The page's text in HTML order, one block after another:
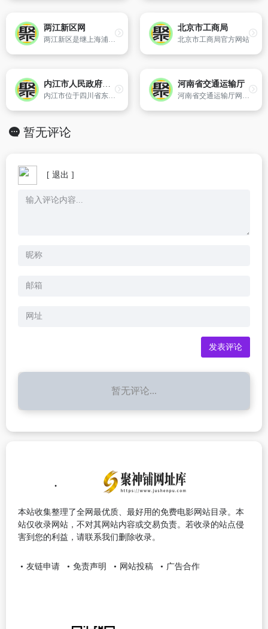
两江新区网
两江新区是继上海浦东新区和天津滨海新区之后由国务院直接批复的第三个国家级新区,也是我国内陆地区第一个国家级开发开放新区
北京市工商局
北京市工商局官方网站
内江市人民政府门户网站
内江市位于四川省东南部,沱江下游中段。地跨北纬29&deg;11＇－30&deg;2＇、东经104&deg;16＇－105&deg;26＇,东西长121.5公里,南北宽94.7公里。东邻重庆,南界泸州,西接自贡,西北连眉山市,北与资阳市相邻。全市幅员面积5386平方公里,现辖3县两区,即市中区、东兴区、资中县、隆昌县、威远县
河南省交通运输厅
河南省交通运输厅网站是政府公益性网站,是河南省交通运输厅对外发布政务信息、提供网上办事的重要平台,也是省交通信息化建设的重要组成部分。本站以构建“电子交通”为宗旨,在内容组织上以政务和服务为主。主要栏目有：政务公开、行业管理、网上办事、出行服务等,为服务百姓和交通行业企业,提供多功能、全天
暂无评论
[ 退出 ]
暂无评论...
本站收集整理了全网最优质、最好用的免费电影网站目录。本
站仅收录网站，不对其网站内容或交易负责。若收录的站点侵
害到您的利益，请联系我们删除收录。
友链申请 免责声明 网站投稿 广告合作